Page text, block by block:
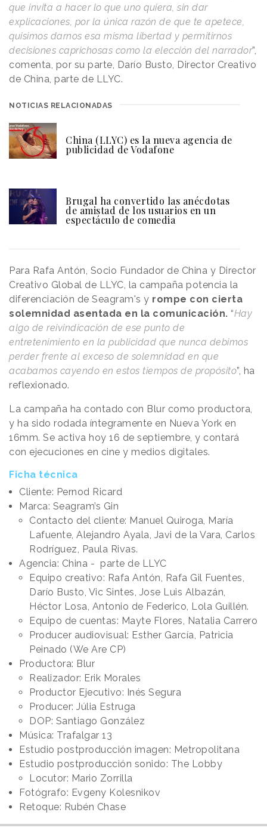
que invita a hacer lo que uno quiera, sin dar
explicaciones, por la única razón de que te apetece,
quisimos darnos esa misma libertad y permitirnos
decisiones caprichosas como la elección del narrador”,
comenta, por su parte, Darío Busto, Director Creativo
de China, parte de LLYC.
NOTICIAS RELACIONADAS
China (LLYC) es la nueva agencia de
publicidad de Vodafone
Brugal ha convertido las anécdotas
de amistad de los usuarios en un
espectáculo de comedia
Para Rafa Antón, Socio Fundador de China y Director
Creativo Global de LLYC, la campaña potencia la
diferenciación de Seagram's y rompe con cierta
solemnidad asentada en la comunicación. “Hay
algo de reivindicación de ese punto de
entretenimiento en la publicidad que nunca debimos
perder frente al exceso de solemnidad en que
acabamos cayendo en estos tiempos de propósito”, ha
reflexionado.
La campaña ha contado con Blur como productora,
y ha sido rodada íntegramente en Nueva York en
16mm. Se activa hoy 16 de septiembre, y contará
con ejecuciones en cine y medios digitales.
Ficha técnica
Cliente: Pernod Ricard
Marca: Seagram’s Gin
Contacto del cliente: Manuel Quiroga, María
Lafuente, Alejandro Ayala, Javi de la Vara, Carlos
Rodríguez, Paula Rivas.
Agencia: China - parte de LLYC
Equipo creativo: Rafa Antón, Rafa Gil Fuentes,
Darío Busto, Vic Sintes, Jose Luis Albazán,
Héctor Losa, Antonio de Federico, Lola Guillén.
Equipo de cuentas: Mayte Flores, Natalia Carrero
Producer audiovisual: Esther García, Patricia
Peinado (We Are CP)
Productora: Blur
Realizador: Erik Morales
Productor Ejecutivo: Inés Segura
Producer: Júlia Estruga
DOP: Santiago González
Música: Trafalgar 13
Estudio postproducción imagen: Metropolitana
Estudio postproducción sonido: The Lobby
Locutor: Mario Zorrilla
Fotógrafo: Evgeny Kolesnikov
Retoque: Rubén Chase